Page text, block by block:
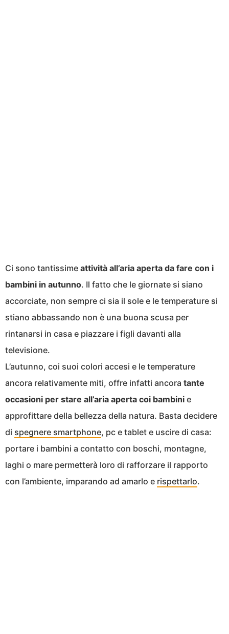
Ci sono tantissime attività all’aria aperta da fare con i
bambini in autunno. Il fatto che le giornate si siano
accorciate, non sempre ci sia il sole e le temperature si
stiano abbassando non è una buona scusa per
rintanarsi in casa e piazzare i figli davanti alla
televisione.
L’autunno, coi suoi colori accesi e le temperature
ancora relativamente miti, offre infatti ancora tante
occasioni per stare all’aria aperta coi bambini e
approfittare della bellezza della natura. Basta decidere
di spegnere smartphone, pc e tablet e uscire di casa:
portare i bambini a contatto con boschi, montagne,
laghi o mare permetterà loro di rafforzare il rapporto
con l’ambiente, imparando ad amarlo e rispettarlo.